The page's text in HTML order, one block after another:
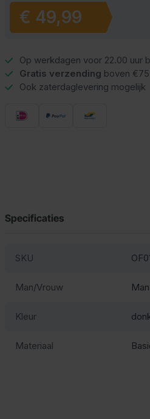
Vanaf:
€ 49,99
Op werkdagen voor 22.00 uur
Gratis verzending boven €75
Ook zaterdaglevering mogelijk
Specificaties
SKU
Man/Vrouw Man
Kleur
Materiaal